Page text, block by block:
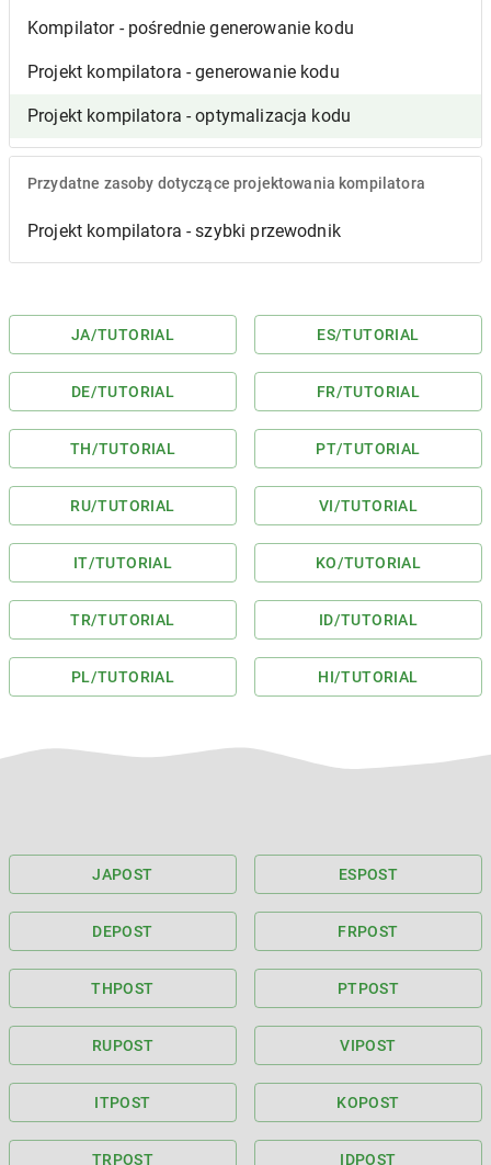
Kompilator - pośrednie generowanie kodu
Projekt kompilatora - generowanie kodu
Projekt kompilatora - optymalizacja kodu
Przydatne zasoby dotyczące projektowania kompilatora
Projekt kompilatora - szybki przewodnik
JA/TUTORIAL ES/TUTORIAL
DE/TUTORIAL FR/TUTORIAL
TH/TUTORIAL PT/TUTORIAL
RU/TUTORIAL VI/TUTORIAL
IT/TUTORIAL KO/TUTORIAL
TR/TUTORIAL ID/TUTORIAL
PL/TUTORIAL HI/TUTORIAL
JAPOST ESPOST
DEPOST FRPOST
THPOST PTPOST
RUPOST VIPOST
ITPOST KOPOST
TRPOST IDPOST